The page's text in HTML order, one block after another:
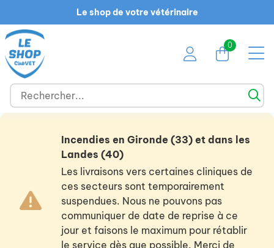
Le shop de votre vétérinaire
0
Incendies en Gironde (33) et dans les
Landes (40)
Les livraisons vers certaines cliniques de
ces secteurs sont temporairement
suspendues. Nous ne pouvons pas
communiquer de date de reprise à ce
jour et faisons le maximum pour rétablir
le service dès que possible. Merci de